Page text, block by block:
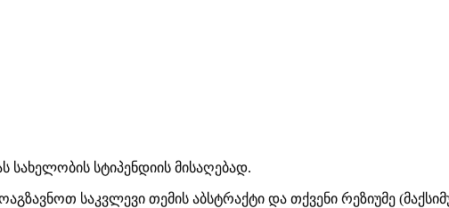
სახელობის სტიპენდიის მისაღებად.
საკვლევი თემის აბსტრაქტი და თქვენი რეზიუმე